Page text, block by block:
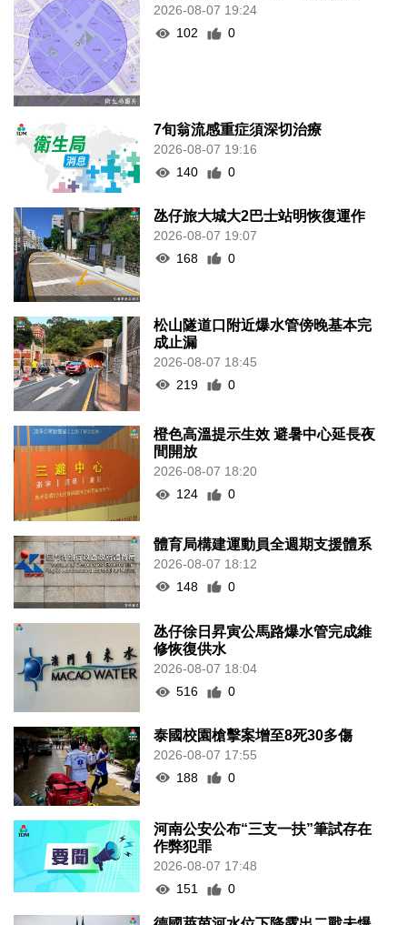
2026-08-07 19:24
102
0
7旬翁流感重症須深切治療
2026-08-07 19:16
140
0
氹仔旅大城大2巴士站明恢復運作
2026-08-07 19:07
168
0
松山隧道口附近爆水管傍晚基本完
成止漏
2026-08-07 18:45
219
0
橙色高溫提示生效 避暑中心延長夜
間開放
2026-08-07 18:20
124
0
體育局構建運動員全週期支援體系
2026-08-07 18:12
148
0
氹仔徐日昇寅公馬路爆水管完成維
修恢復供水
2026-08-07 18:04
516
0
泰國校園槍擊案增至8死30多傷
2026-08-07 17:55
188
0
河南公安公布“三支一扶”筆試存在
作弊犯罪
2026-08-07 17:48
151
0